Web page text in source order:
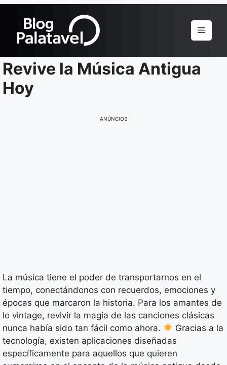
Menu
Revive la Música Antigua
Hoy
ANÚNCIOS
La música tiene el poder de transportarnos en el
tiempo, conectándonos con recuerdos, emociones y
épocas que marcaron la historia. Para los amantes de
lo vintage, revivir la magia de las canciones clásicas
nunca había sido tan fácil como ahora.
Gracias a la
tecnología, existen aplicaciones diseñadas
específicamente para aquellos que quieren